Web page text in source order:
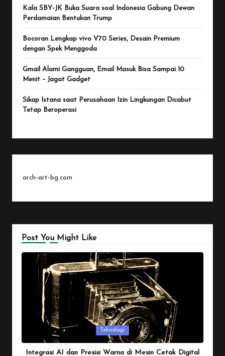
Kala SBY-JK Buka Suara soal Indonesia Gabung Dewan
Perdamaian Bentukan Trump
Bocoran Lengkap vivo V70 Series, Desain Premium
dengan Spek Menggoda
Gmail Alami Gangguan, Email Masuk Bisa Sampai 10
Menit – Jagat Gadget
Sikap Istana saat Perusahaan Izin Lingkungan Dicabut
Tetap Beroperasi
arch-art-bg.com
Post You Might Like
Teknologi
Integrasi AI dan Presisi Warna di Mesin Cetak Digital